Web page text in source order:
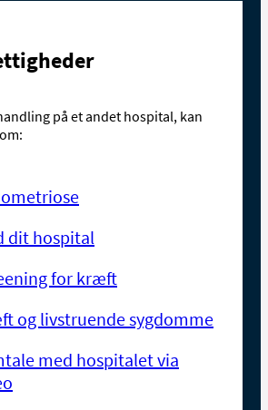
på et andet hospital, kan
dit hospital
for kræft
og livstruende sygdomme
med hospitalet via